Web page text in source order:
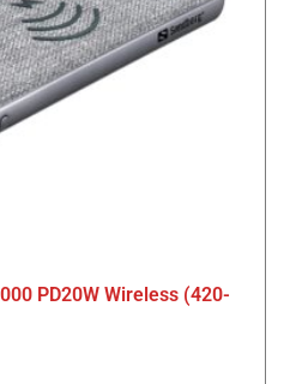
PD20W Wireless (420-